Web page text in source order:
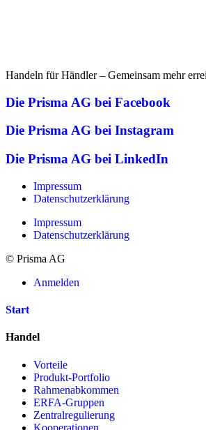
Handeln für Händler – Gemeinsam mehr
Die Prisma AG bei Facebook
Die Prisma AG bei Instagram
Die Prisma AG bei LinkedIn
Impressum
Datenschutzerklärung
Impressum
Datenschutzerklärung
© Prisma AG
Anmelden
Start
Handel
Vorteile
Produkt-Portfolio
Rahmenabkommen
ERFA-Gruppen
Zentralregulierung
Kooperationen